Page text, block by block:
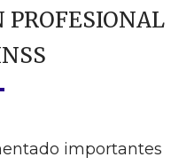
PROFESIONAL
importantes